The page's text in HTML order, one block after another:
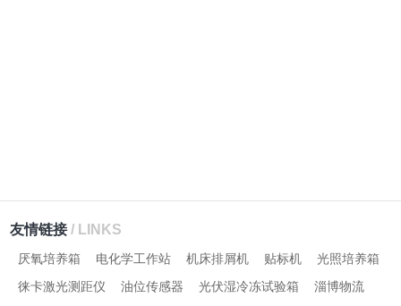
友情链接/ LINKS
厌氧培养箱 电化学工作站 机床排屑机 贴标机
光照培养箱
徕卡激光测距仪
油位传感器 光伏湿冷冻试验箱
淄博物流